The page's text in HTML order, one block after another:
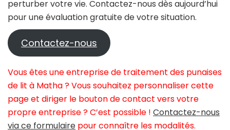
perturber votre vie. Contactez-nous dès aujourd’hui
pour une évaluation gratuite de votre situation.
Contactez-nous
Vous êtes une entreprise de traitement des punaises
de lit à Matha ? Vous souhaitez personnaliser cette
page et diriger le bouton de contact vers votre
propre entreprise ? C’est possible ! Contactez-nous
via ce formulaire pour connaître les modalités.